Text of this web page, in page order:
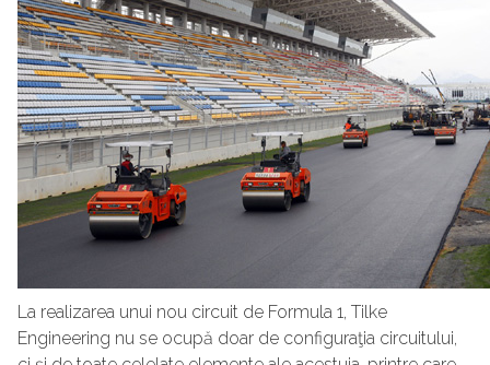
La realizarea unui nou circuit de Formula 1, Tilke
Engineering nu se ocupă doar de configuraţia circuitului,